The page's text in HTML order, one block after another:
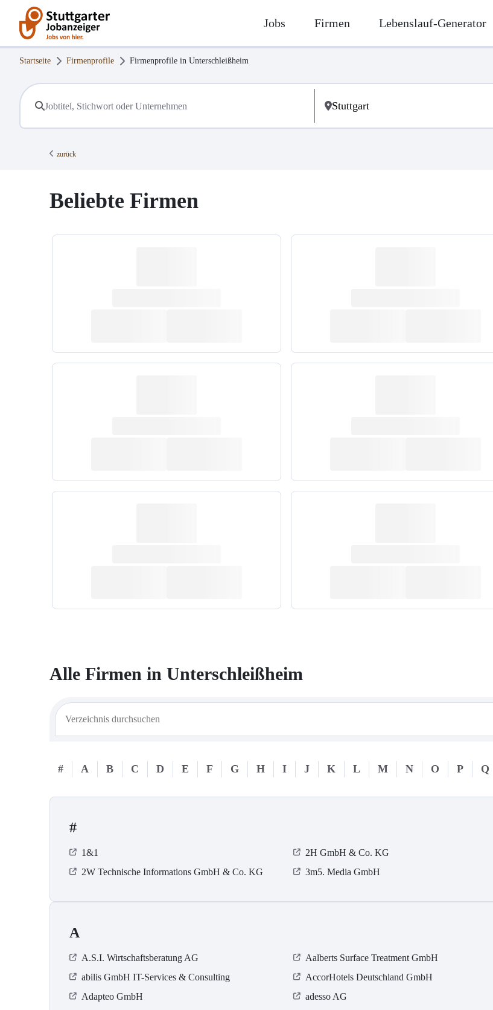
Jobs Firmen Lebenslauf-Generator
Startseite Firmenprofile Firmenprofile in Unterschleißheim
zurück
Beliebte Firmen
Alle Firmen in Unterschleißheim
# A B C D E F G H I J K L M N O P Q
#
1&1 2H GmbH & Co. KG
2W Technische Informations GmbH & Co. KG
3m5. Media GmbH
A
A.S.I. Wirtschaftsberatung AG Aalberts Surface Treatment GmbH
abilis GmbH IT-Services & Consulting
AccorHotels Deutschland GmbH
Adapteo GmbH
adesso AG